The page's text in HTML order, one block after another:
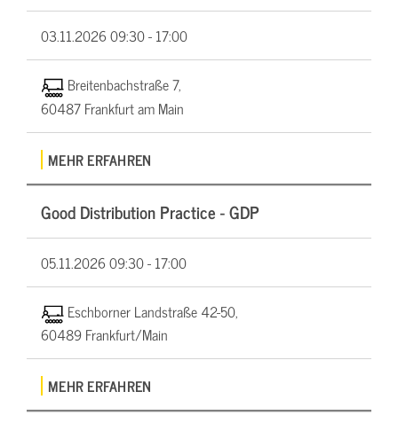
03.11.202609:30 - 17:00
Breitenbachstraße 7,
60487 Frankfurt am Main
MEHR ERFAHREN
Good Distribution Practice - GDP
05.11.202609:30 - 17:00
Eschborner Landstraße 42-50,
60489 Frankfurt/Main
MEHR ERFAHREN